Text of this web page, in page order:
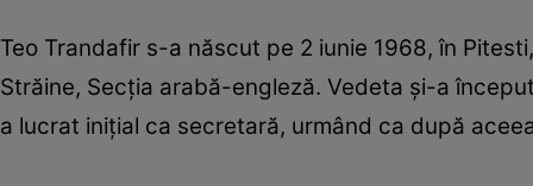
Teo Trandafir s-a născut pe 2 iunie 1968, în
Străine, Secția arabă-engleză. Vedeta și-a
a lucrat inițial ca secretară, urmând ca după